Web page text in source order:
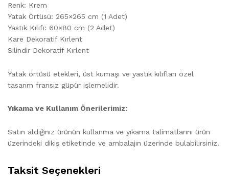
Renk: Krem
Yatak Örtüsü: 265×265 cm (1 Adet)
Yastık Kılıfı: 60×80 cm (2 Adet)
Kare Dekoratif Kırlent
Silindir Dekoratif Kırlent
Yatak örtüsü etekleri, üst kumaşı ve yastık kılıfları özel
tasarım fransız güpür işlemelidir.
Yıkama ve Kullanım Önerilerimiz:
Satın aldığınız ürünün kullanma ve yıkama talimatlarını ürün
üzerindeki dikiş etiketinde ve ambalajın üzerinde bulabilirsiniz.
Taksit Seçenekleri